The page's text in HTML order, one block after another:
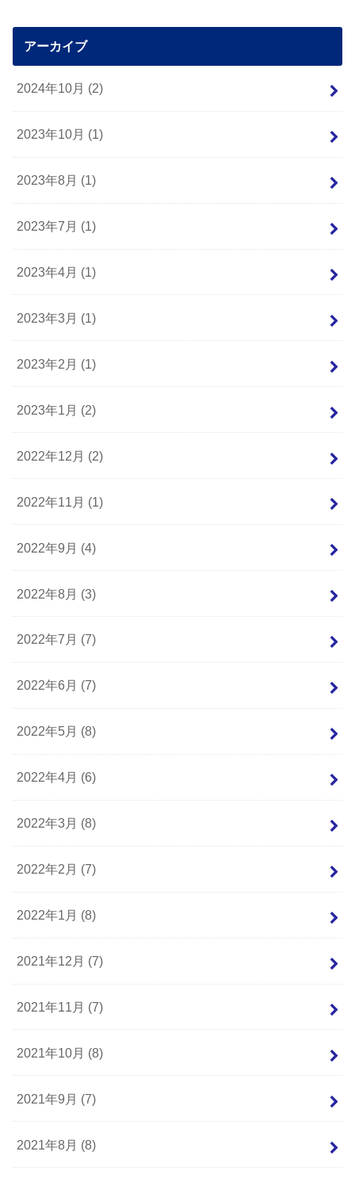
アーカイブ
2024年10月 (2)
2023年10月 (1)
2023年8月 (1)
2023年7月 (1)
2023年4月 (1)
2023年3月 (1)
2023年2月 (1)
2023年1月 (2)
2022年12月 (2)
2022年11月 (1)
2022年9月 (4)
2022年8月 (3)
2022年7月 (7)
2022年6月 (7)
2022年5月 (8)
2022年4月 (6)
2022年3月 (8)
2022年2月 (7)
2022年1月 (8)
2021年12月 (7)
2021年11月 (7)
2021年10月 (8)
2021年9月 (7)
2021年8月 (8)